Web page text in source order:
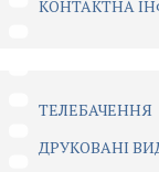
КОНТАКТНА
ТЕЛЕБАЧЕННЯ
ДРУКОВАНІ